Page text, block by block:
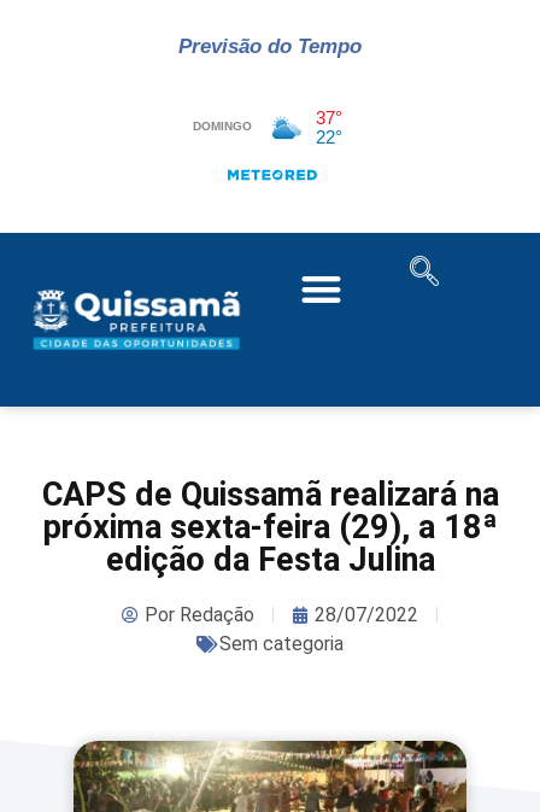
Previsão do Tempo
CAPS de Quissamã realizará na
próxima sexta-feira (29), a 18ª
edição da Festa Julina
PorRedação
28/07/2022
Sem categoria